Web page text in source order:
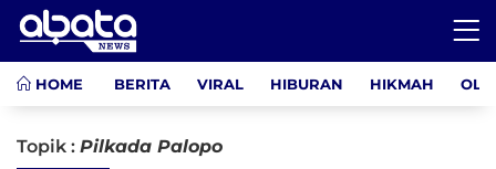
HOME BERITA VIRAL HIBURAN HIKMAH
Topik : Pilkada Palopo